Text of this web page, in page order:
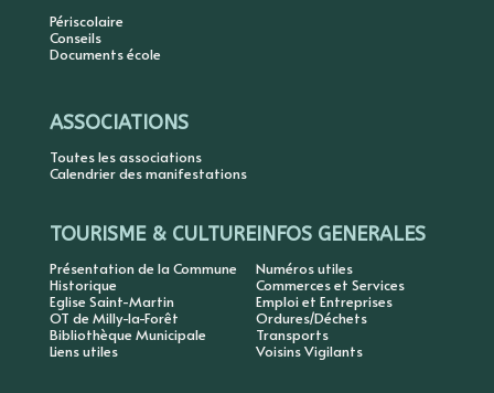
Périscolaire
Conseils
Documents école
ASSOCIATIONS
Toutes les associations
Calendrier des manifestations
TOURISME & CULTURE
Présentation de la Commune
Historique
Eglise Saint-Martin
OT de Milly-la-Forêt
Bibliothèque Municipale
Liens utiles
INFOS GENERALES
Numéros utiles
Commerces et Services
Emploi et Entreprises
Ordures/Déchets
Transports
Voisins Vigilants